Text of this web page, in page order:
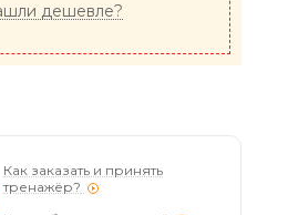
дешевле?
Как заказать и принять
тренажёр?